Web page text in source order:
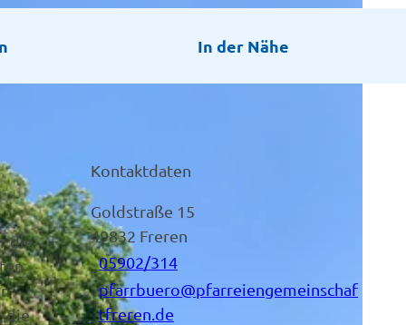
In der Nähe
die
die
Kontaktdaten
Goldstraße 15
49832 Freren
05902/314
pfarrbuero@pfarreiengemeinschaf
tfreren.de